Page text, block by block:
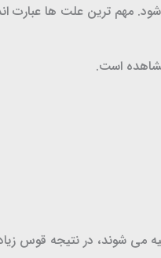
مهم ترین علت ها عبارت
است.
می شوند، در نتیجه قوس